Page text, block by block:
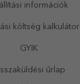
információk
költség kalkulátor
GYIK
űrlap